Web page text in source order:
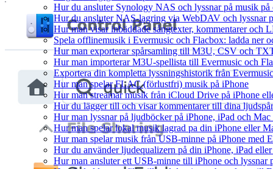
Hur du ansluter Synology NAS och lyssnar på musik
Hur du ansluter NAS-lagring via WebDAV och lyssnar
Hur man visar inbäddade sångtexter, kommentarer och
Spela offlinemusik i Evermusic och Flacbox: ladda ner
Hur man exporterar spårsamling till M3U, CSV och
Hur man importerar M3U-spellista till Evermusic och
Exportera din kompletta lyssningshistorik från
Hur man spelar FLAC (förlustfri) musik på iPhone
Hur man streamar musik från iCloud Drive på iPhone
Hur du lägger till och visar kommentarer till dina
Hur man lyssnar på ljudböcker på iPhone, iPad och
Hur man spelar lokal musik lagrad pa din iPhone eller
Hur man spelar musik från USB-minne på iPhone med
Hur du använder ljudequalizern på din iPhone, iPad
Hur man ansluter ett USB-minne till iPhone och lyssnar